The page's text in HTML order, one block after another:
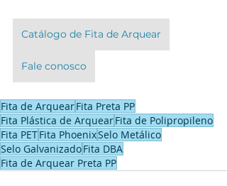
Catálogo de Fita de Arquear
Fale conosco
Fita de ArquearFita Preta PP
Fita Plástica de ArquearFita de Polipropileno
Fita PETFita PhoenixSelo Metálico
Selo GalvanizadoFita DBA
Fita de Arquear Preta PP